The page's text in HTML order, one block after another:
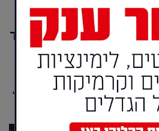
שנה של פריצות דרך לצד
עם תחזית שנתית מעודדת במיוחד:
שיפור במערכות היחסים
מלווים את בני המזל, אך לצד כל
רגשיים...